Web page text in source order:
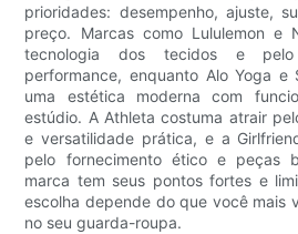
prioridades: desempenho, ajuste,
preço. Marcas como Lululemon e
tecnologia dos tecidos e
performance, enquanto Alo Yoga e
uma estética moderna com
estúdio. A Athleta costuma atrair
e versatilidade prática, e a
pelo fornecimento ético e peças
marca tem seus pontos fortes e
escolha depende do que você mais
no seu guarda-roupa.